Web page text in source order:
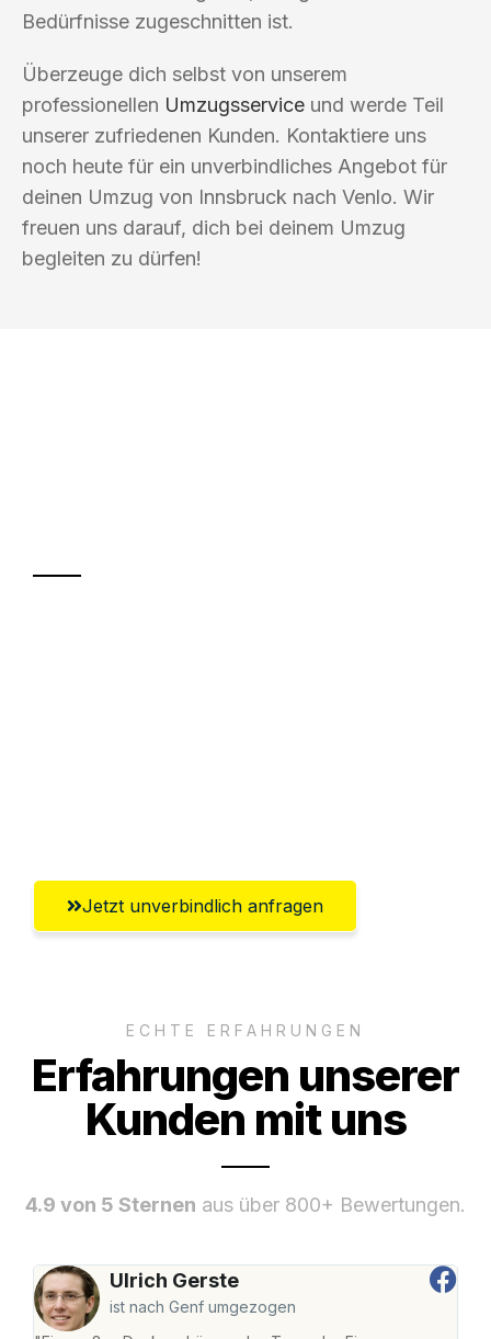
Bedürfnisse zugeschnitten ist.
Überzeuge dich selbst von unserem
professionellen Umzugsservice und werde Teil
unserer zufriedenen Kunden. Kontaktiere uns
noch heute für ein unverbindliches Angebot für
deinen Umzug von Innsbruck nach Venlo. Wir
freuen uns darauf, dich bei deinem Umzug
begleiten zu dürfen!
Jetzt unverbindlich anfragen
ECHTE ERFAHRUNGEN
Erfahrungen unserer
Kunden mit uns
4.9 von 5 Sternen aus über 800+ Bewertungen.
Ulrich Gerste
ist nach Genf umgezogen